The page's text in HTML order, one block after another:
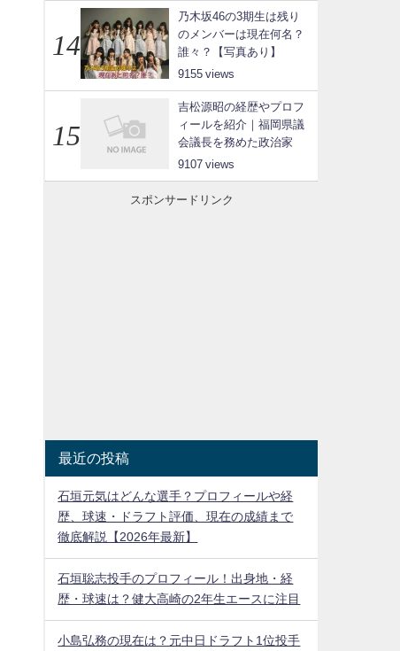
乃木坂46の3期生は残り
のメンバーは現在何名？
誰々？【写真あり】
9155
吉松源昭の経歴やプロフ
ィールを紹介｜福岡県議
会議長を務めた政治家
9107
スポンサードリンク
最近の投稿
石垣元気はどんな選手？プロフィールや経
歴、球速・ドラフト評価、現在の成績まで
徹底解説【2026年最新】
石垣聡志投手のプロフィール！出身地・経
歴・球速は？健大高崎の2年生エースに注目
小島弘務の現在は？元中日ドラフト1位投手